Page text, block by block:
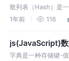
（Hash）
散列表（Hash）是
存储键值对。它利用
在JavaScript 中，可
的功能。
1年前 116
js(JavaScript)
字典是一种存储键-